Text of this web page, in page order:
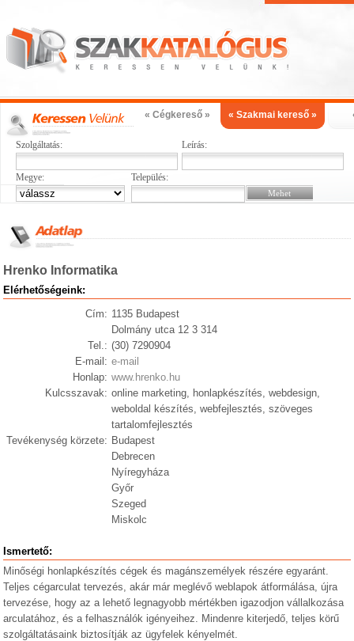
« Cégkereső » « Szakmai kereső »
Szolgáltatás: Leírás:
Megye: Település:
Hrenko Informatika
Elérhetőségeink:
Cím: 1135 Budapest
Dolmány utca 12 3 314
Tel.: (30) 7290904
E-mail: e-mail
Honlap: www.hrenko.hu
Kulcsszavak: online marketing, honlapkészítés, webdesign,
weboldal készítés, webfejlesztés, szöveges
tartalomfejlesztés
Tevékenység körzete: Budapest
Debrecen
Nyíregyháza
Győr
Szeged
Miskolc
Ismertető:
Minőségi honlapkészítés cégek és magánszemélyek részére egyaránt.
Teljes cégarculat tervezés, akár már meglévő weblapok átformálása, újra
tervezése, hogy az a lehető legnagyobb mértékben igazodjon vállalkozása
arculatához, és a felhasználók igényeihez. Mindenre kiterjedő, teljes körű
szolgáltatásaink biztosítják az ügyfelek kényelmét.